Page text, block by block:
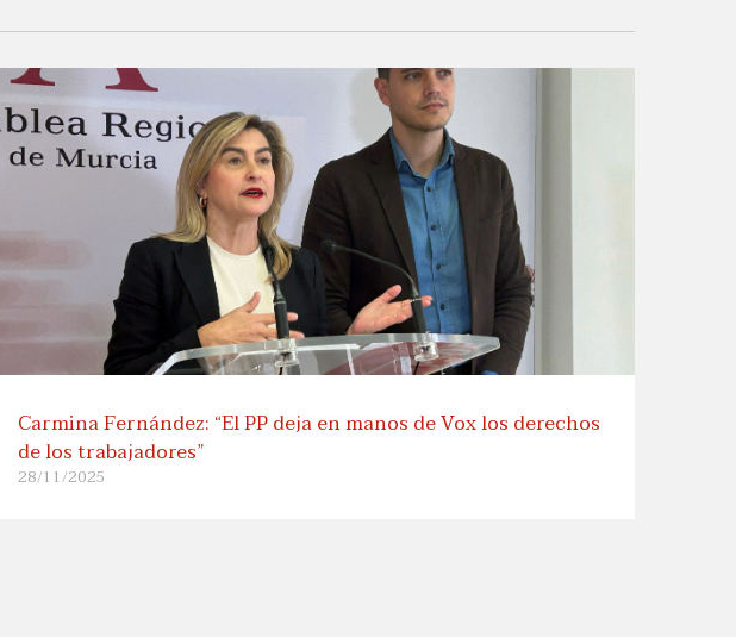
Carmina Fernández: “El PP deja en manos de Vox los derechos
de los trabajadores”
28/11/2025